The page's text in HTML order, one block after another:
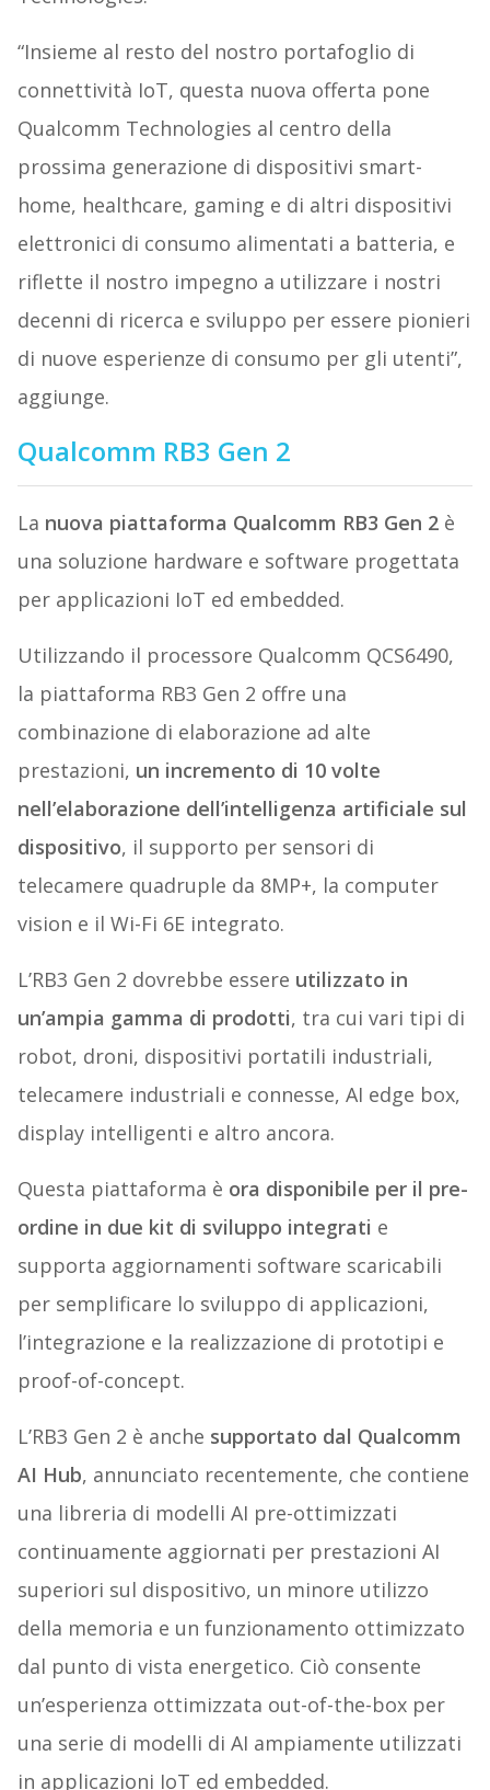
“Insieme al resto del nostro portafoglio di
connettività IoT, questa nuova offerta pone
Qualcomm Technologies al centro della
prossima generazione di dispositivi smart-
home, healthcare, gaming e di altri dispositivi
elettronici di consumo alimentati a batteria, e
riflette il nostro impegno a utilizzare i nostri
decenni di ricerca e sviluppo per essere pionieri
di nuove esperienze di consumo per gli utenti”,
aggiunge.
Qualcomm RB3 Gen 2
La nuova piattaforma Qualcomm RB3 Gen 2è
una soluzione hardware e software progettata
per applicazioni IoT ed embedded.
Utilizzando il processore Qualcomm QCS6490,
la piattaforma RB3 Gen 2 offre una
combinazione di elaborazione ad alte
prestazioni, un incremento di 10 volte
nell’elaborazione dell’intelligenza artificiale sul
dispositivo, il supporto per sensori di
telecamere quadruple da 8MP+, la computer
vision e il Wi-Fi 6E integrato.
L’RB3 Gen 2 dovrebbe essere utilizzato in
un’ampia gamma di prodotti, tra cui vari tipi di
robot, droni, dispositivi portatili industriali,
telecamere industriali e connesse, AI edge box,
display intelligenti e altro ancora.
Questa piattaforma è ora disponibile per il pre-
ordine in due kit di sviluppo integrati e
supporta aggiornamenti software scaricabili
per semplificare lo sviluppo di applicazioni,
l’integrazione e la realizzazione di prototipi e
proof-of-concept.
L’RB3 Gen 2 è anche supportato dal Qualcomm
AI Hub, annunciato recentemente, che contiene
una libreria di modelli AI pre-ottimizzati
continuamente aggiornati per prestazioni AI
superiori sul dispositivo, un minore utilizzo
della memoria e un funzionamento ottimizzato
dal punto di vista energetico. Ciò consente
un’esperienza ottimizzata out-of-the-box per
una serie di modelli di AI ampiamente utilizzati
in applicazioni IoT ed embedded.